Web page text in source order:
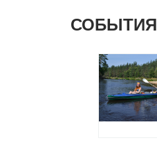
СОБЫТИЯ